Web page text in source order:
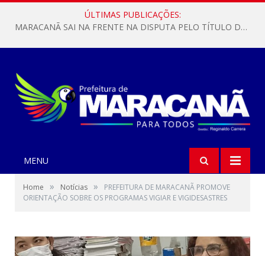
ÚLTIMAS PUBLICAÇÕES:
MARACANÃ SAI NA FRENTE NA DISPUTA PELO TÍTULO DA COPA PARÁ SUB-17!
MENU
Home » Notícias »
PREFEITURA DE MARACANÃ PROMOVE
ORIENTAÇÃO SOBRE OS PROGRAMAS VIGIAR E VIGIDESASTRES